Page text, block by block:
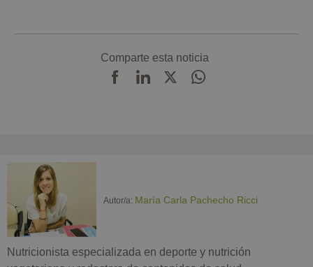
Comparte esta noticia
Autor/a: María Carla Pachecho Ricci
Nutricionista especializada en deporte y nutrición